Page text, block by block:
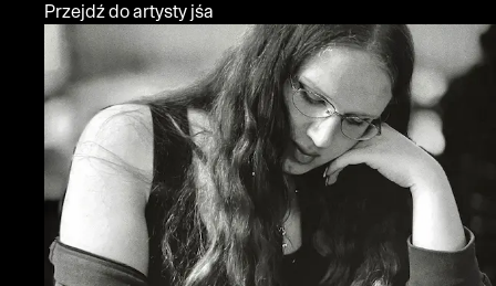
Przejdź do artysty jśa